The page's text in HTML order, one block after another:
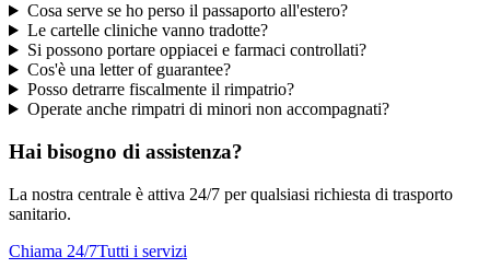
Cosa serve se ho perso il passaporto all'estero?
Le cartelle cliniche vanno tradotte?
Si possono portare oppiacei e farmaci controllati?
Cos'è una letter of guarantee?
Posso detrarre fiscalmente il rimpatrio?
Operate anche rimpatri di minori non accompagnati?
Hai bisogno di assistenza?
La nostra centrale è attiva 24/7 per qualsiasi richiesta di trasporto
sanitario.
Chiama 24/7Tutti i servizi